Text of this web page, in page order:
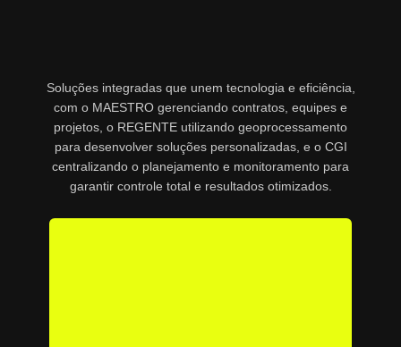
Soluções integradas que unem tecnologia e eficiência,
com o MAESTRO gerenciando contratos, equipes e
projetos, o REGENTE utilizando geoprocessamento
para desenvolver soluções personalizadas, e o CGI
centralizando o planejamento e monitoramento para
garantir controle total e resultados otimizados.